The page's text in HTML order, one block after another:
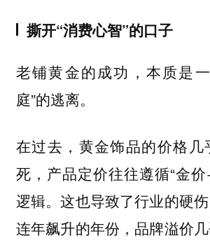
撕开“消费心智”的口子
老铺黄金的成功，本质是
庭”的逃离。
在过去，黄金饰品的价格几
死，产品定价往往遵循“金
逻辑。这也导致了行业的硬
连年飙升的年份，品牌溢价